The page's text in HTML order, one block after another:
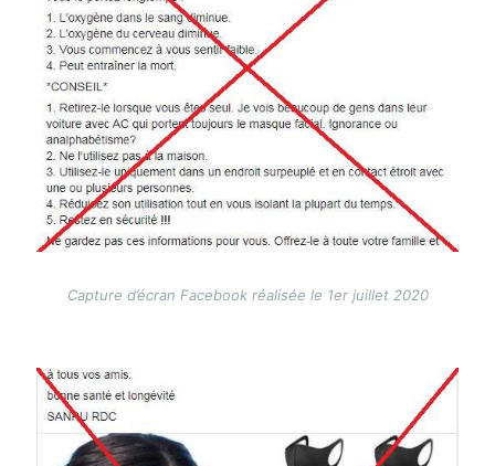
Capture d’écran Facebook réalisée le 1er juillet 2020
Image